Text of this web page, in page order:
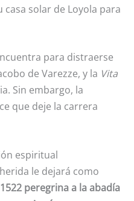
casa solar de Loyola para
para distraerse
de Varezze, y la Vita
Sin embargo, la
que deje la carrera
espiritual
le dejará como
peregrina a la abadía